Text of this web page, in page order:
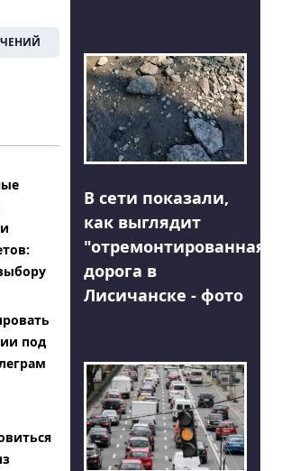
под
В сети показали,
как выглядит
"отремонтированная"
дорога в
Лисичанске - фото